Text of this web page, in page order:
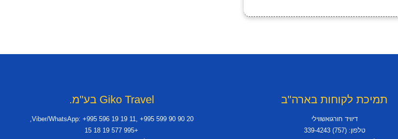
תמיכת לקוחות בארה"ב
דיוויד חורגואשווילי
טלפון: (757) 339-4243
Giko Travel בע"מ.
Viber/WhatsApp: +995 596 19 19 11, +995 599 90 90 20,
+995 577 19 18 15